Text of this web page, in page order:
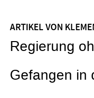
ARTIKEL VON
Regierung
Gefangen in